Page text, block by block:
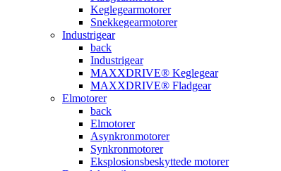
Keglegearmotorer
Snekkegearmotorer
Industrigear
back
Industrigear
MAXXDRIVE® Keglegear
MAXXDRIVE® Fladgear
Elmotorer
back
Elmotorer
Asynkronmotorer
Synkronmotorer
Eksplosionsbeskyttede motorer